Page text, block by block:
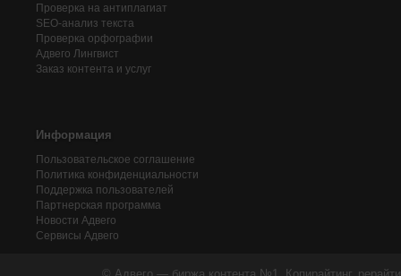
Проверка на антиплагиат
SEO-анализ текста
Проверка орфографии
Адвего Лингвист
Заказ контента и услуг
Информация
Пользовательское соглашение
Политика конфиденциальности
Поддержка пользователей
Партнерская программа
Новости Адвего
Сервисы Адвего